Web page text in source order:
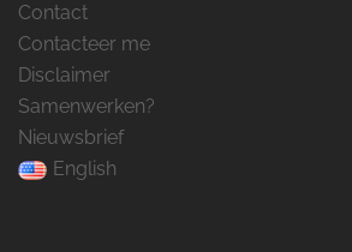
Contact
Contacteer me
Disclaimer
Samenwerken?
Nieuwsbrief
English